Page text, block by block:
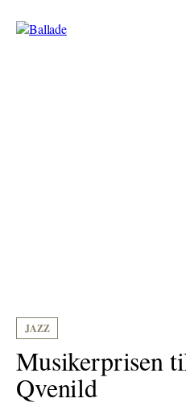
JAZZ
Musikerprisen
Qvenild